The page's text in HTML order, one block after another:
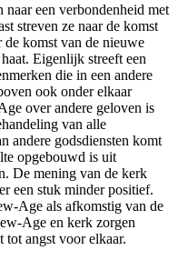
een verbondenheid met
streven ze naar de komst
komst van de nieuwe
Eigenlijk streeft een
die in een andere
ook onder elkaar
over andere geloven is
van alle
andere godsdiensten komt
opgebouwd is uit
De mening van de kerk
een stuk minder positief.
Age als afkomstig van de
Age en kerk zorgen
angst voor elkaar.